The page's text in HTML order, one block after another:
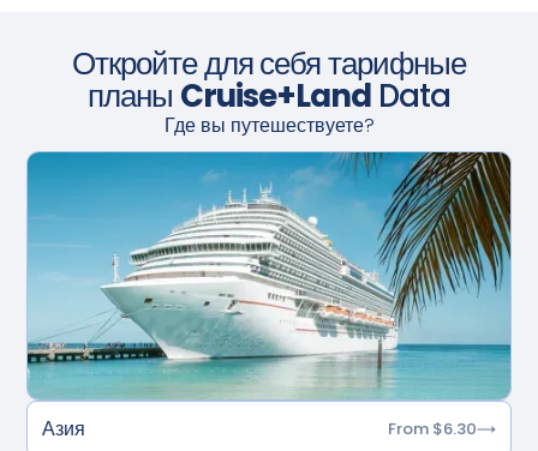
Откройте для себя тарифные
планы Cruise+LandData
Где вы путешествуете?
Азия From $6.30